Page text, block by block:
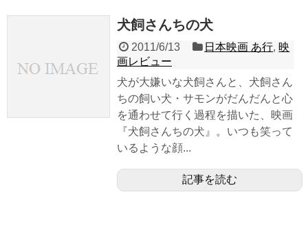
犬飼さんちの犬
2011/6/13 日本映画 あ行, 映
画レビュー
犬が大嫌いな犬飼さんと、犬飼さん
ちの飼い犬・サモンがだんだんと心
を通わせて行く過程を描いた、映画
『犬飼さんちの犬』。いつも笑って
いるような顔...
記事を読む